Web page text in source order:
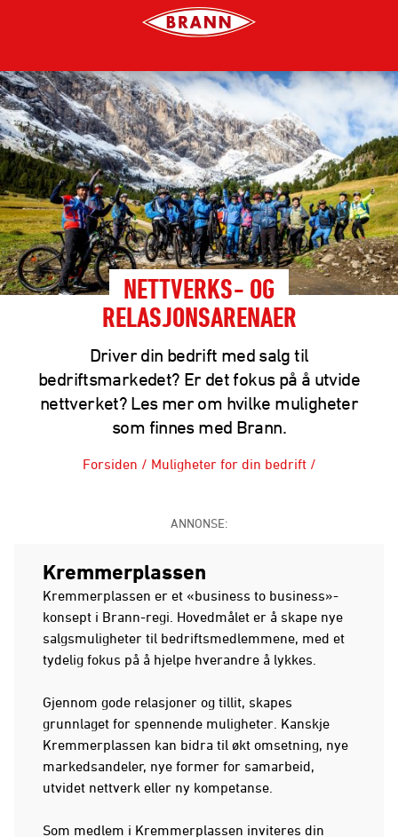
NETTVERKS- OG
RELASJONSARENAER
Driver din bedrift med salg til
bedriftsmarkedet? Er det fokus på å utvide
nettverket? Les mer om hvilke muligheter
som finnes med Brann.
Forsiden / Muligheter for din bedrift /
ANNONSE:
Kremmerplassen
Kremmerplassen er et «business to business»-
konsept i Brann-regi. Hovedmålet er å skape nye
salgsmuligheter til bedriftsmedlemmene, med et
tydelig fokus på å hjelpe hverandre å lykkes.
Gjennom gode relasjoner og tillit, skapes
grunnlaget for spennende muligheter. Kanskje
Kremmerplassen kan bidra til økt omsetning, nye
markedsandeler, nye former for samarbeid,
utvidet nettverk eller ny kompetanse.
Som medlem i Kremmerplassen inviteres din